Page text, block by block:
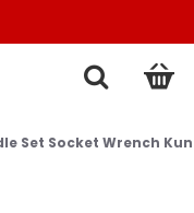
Set Socket Wrench